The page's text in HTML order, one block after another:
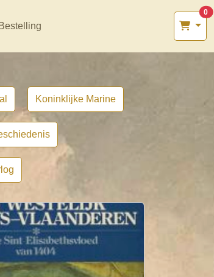
Bestelling
0
Koninklijke Marine